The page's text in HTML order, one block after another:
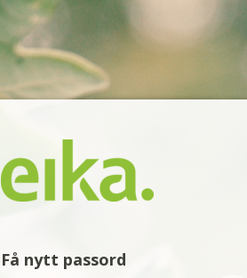
Få nytt passord